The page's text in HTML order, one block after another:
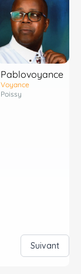
Pablovoyance
Voyance
Poissy
Suivant